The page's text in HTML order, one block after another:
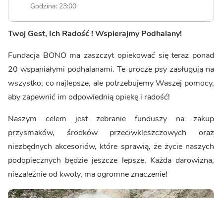
Godzina: 23:00
Twoj Gest, Ich Radość ! Wspierajmy Podhalany!
Fundacja BONO ma zaszczyt opiekować się teraz ponad
20 wspaniałymi podhalanami. Te urocze psy zasługują na
wszystko, co najlepsze, ale potrzebujemy Waszej pomocy,
aby zapewnić im odpowiednią opiekę i radość!
Naszym celem jest zebranie funduszy na zakup
przysmaków, środków przeciwkleszczowych oraz
niezbędnych akcesoriów, które sprawią, że życie naszych
podopiecznych będzie jeszcze lepsze. Każda darowizna,
niezależnie od kwoty, ma ogromne znaczenie!